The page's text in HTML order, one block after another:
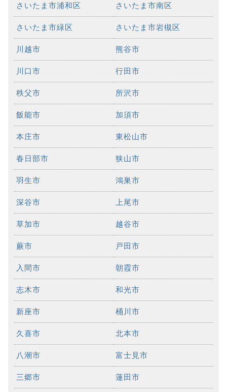
さいたま市浦和区 さいたま市南区
さいたま市緑区 さいたま市岩槻区
川越市 熊谷市
川口市 行田市
秩父市 所沢市
飯能市 加須市
本庄市 東松山市
春日部市 狭山市
羽生市 鴻巣市
深谷市 上尾市
草加市 越谷市
蕨市 戸田市
入間市 朝霞市
志木市 和光市
新座市 桶川市
久喜市 北本市
八潮市 富士見市
三郷市 蓮田市